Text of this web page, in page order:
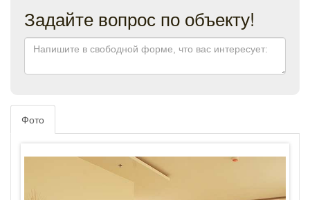
Задайте вопрос по объекту!
Фото